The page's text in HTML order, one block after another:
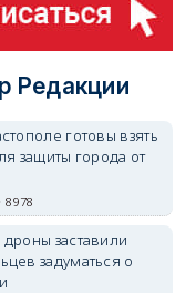
Редакции
готовы взять
защиты города от
8978
заставили
задуматься о